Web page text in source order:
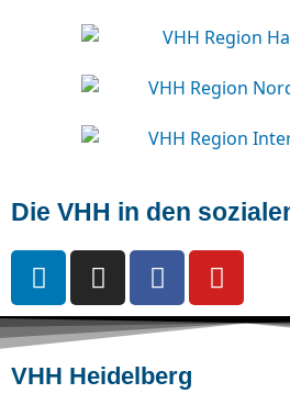
Die VHH in den
VHH Heidelberg